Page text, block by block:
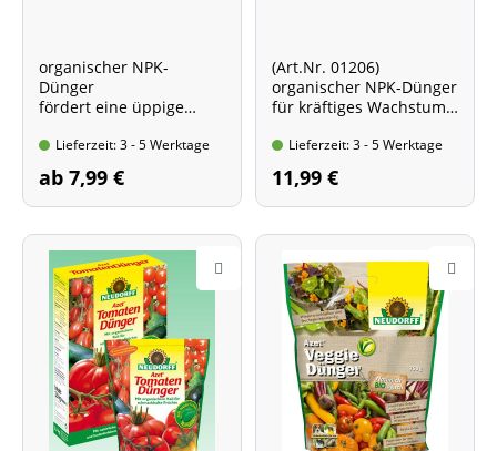
organischer NPK-
Dünger
fördert eine üppige
bei allen Blütenpflanzen
* verschiedene
Packungsgrößen *
Lieferzeit: 3 - 5 Werktage
ab 7,99 €
(Art.Nr. 01206)
organischer NPK-Dünger
für kräftiges Wachstum
Standbodenbeutel mit
1,75 kg Inhalt
Lieferzeit: 3 - 5 Werktage
11,99 €